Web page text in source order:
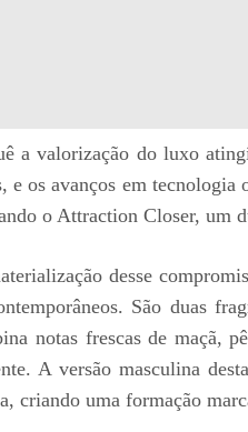
a valorização do luxo
e os avanços em
o Attraction Closer,
desse
São duas
notas frescas de maçã,
A versão masculina
criando uma formação